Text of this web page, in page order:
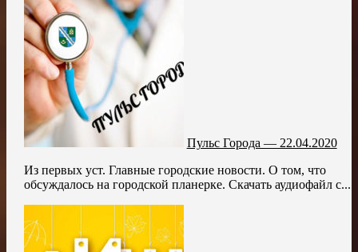
Пульс Города — 22.04.2020
Из первых уст. Главные городские новости. О том, что
обсуждалось на городской планерке. Скачать аудиофайл с...